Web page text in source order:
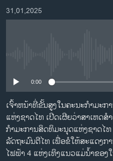
ເອເຊຍ
ວິທະຍາສາດ-ເທັກໂນໂລຈີ
ທຸລະກິດ
ພາສາອັງກິດ
ວີດີໂອ
31,01,2025
0:00
ເຈົ້າຫນ້າທີ່ຂັ້ນສູງໃນຄະນະກຳມະ
ແຫ່ງຊາດໄທ ເປີດເຜີຍ​ວ່າສາເຫດ​
ກໍາ​ມະການ​ສິດ​ທິ​ມະ​ນຸດ​ແຫ່ງ​ຊາດ​ໄ
ລັດຖະມົນຕີ​ໄທ ເພື່ອ​ຂໍ​ໃຫ້​ສະ​ແດງ​ກ
ໄຟຟ້າ 4 ​ແຫ່ງເທິງແນວແມ່ນ້ຳຂອງ​